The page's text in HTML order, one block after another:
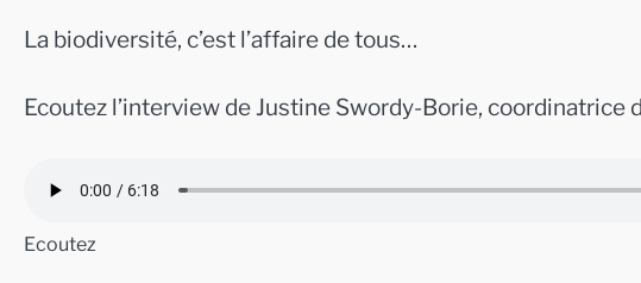
La biodiversité, c’est l’affaire de tous…
Ecoutez l’interview de Justine Swordy-Borie, coordinatrice
Ecoutez